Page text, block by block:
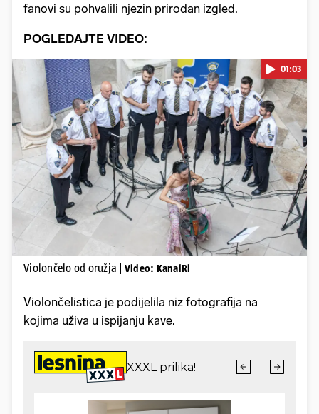
fanovi su pohvalili njezin prirodan izgled.
POGLEDAJTE VIDEO:
Pokretanje videa...
01:03
Violončelo od oružja | Video: KanalRi
Violončelistica je podijelila niz fotografija na
kojima uživa u ispijanju kave.